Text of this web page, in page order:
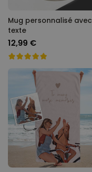
Mug personnalisé avec
texte
12,99 €